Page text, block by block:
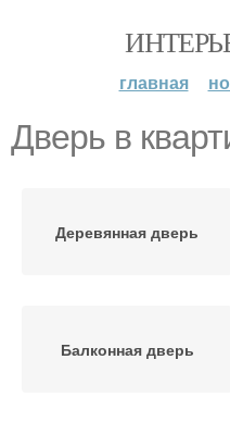
главная
Дверь в
Деревянная дверь
Балконная дверь